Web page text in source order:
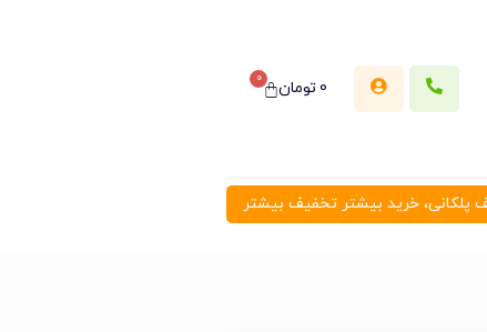
0تومان 0
خرید بیشتر تخفیف بیشتر